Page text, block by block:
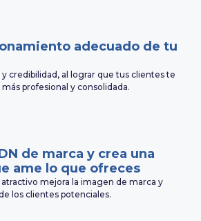
adecuado de tu
credibilidad, al lograr que tus clientes te
profesional y consolidada.
de marca y crea una
ame lo que ofreces
mejora la imagen de marca y
los clientes potenciales.